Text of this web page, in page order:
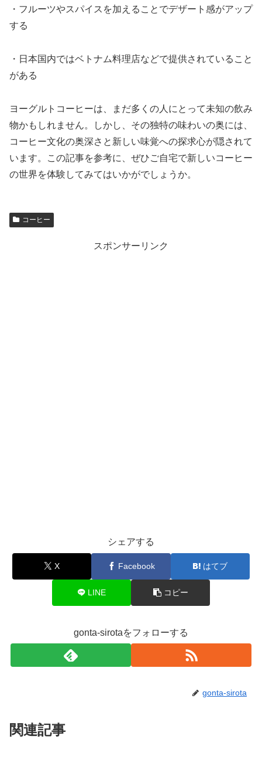
・フルーツやスパイスを加えることでデザート感がアップ
する
・日本国内ではベトナム料理店などで提供されていること
がある
ヨーグルトコーヒーは、まだ多くの人にとって未知の飲み
物かもしれません。しかし、その独特の味わいの奥には、
コーヒー文化の奥深さと新しい味覚への探求心が隠されて
います。この記事を参考に、ぜひご自宅で新しいコーヒー
の世界を体験してみてはいかがでしょうか。
コーヒー
スポンサーリンク
シェアする
X Facebook はてブ
LINE コピー
gonta-sirotaをフォローする
gonta-sirota
関連記事